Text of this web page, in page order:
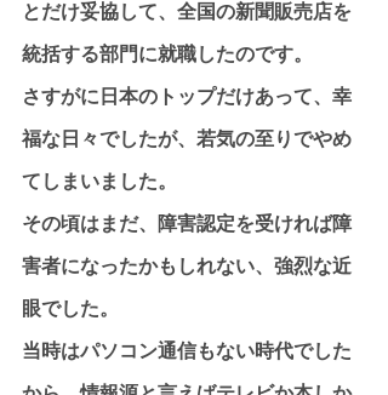
とだけ妥協して、全国の新聞販売店を
統括する部門に就職したのです。
さすがに日本のトップだけあって、幸
福な日々でしたが、若気の至りでやめ
てしまいました。
その頃はまだ、障害認定を受ければ障
害者になったかもしれない、強烈な近
眼でした。
当時はパソコン通信もない時代でした